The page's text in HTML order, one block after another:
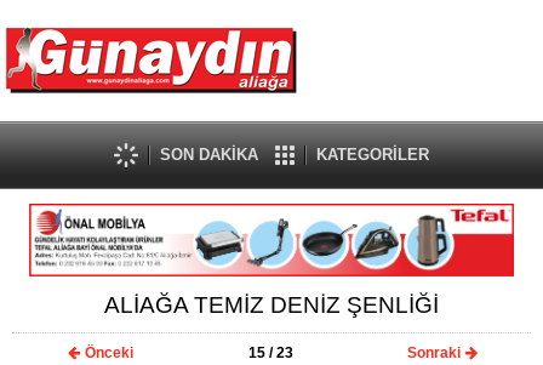
SON DAKİKA KATEGORİLER
ALİAĞA TEMİZ DENİZ ŞENLİĞİ
Önceki 15 / 23 Sonraki